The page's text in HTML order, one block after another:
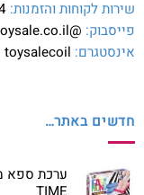
שירות לקוחות והזמנות:
פייסבוק: @toysale.co.il
אינסטגרם: toysalecoil
חדשים באתר…